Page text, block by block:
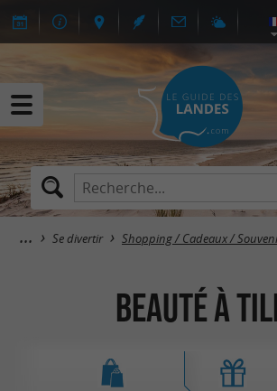
Se divertir Shopping / Cadeaux /
Beauté à